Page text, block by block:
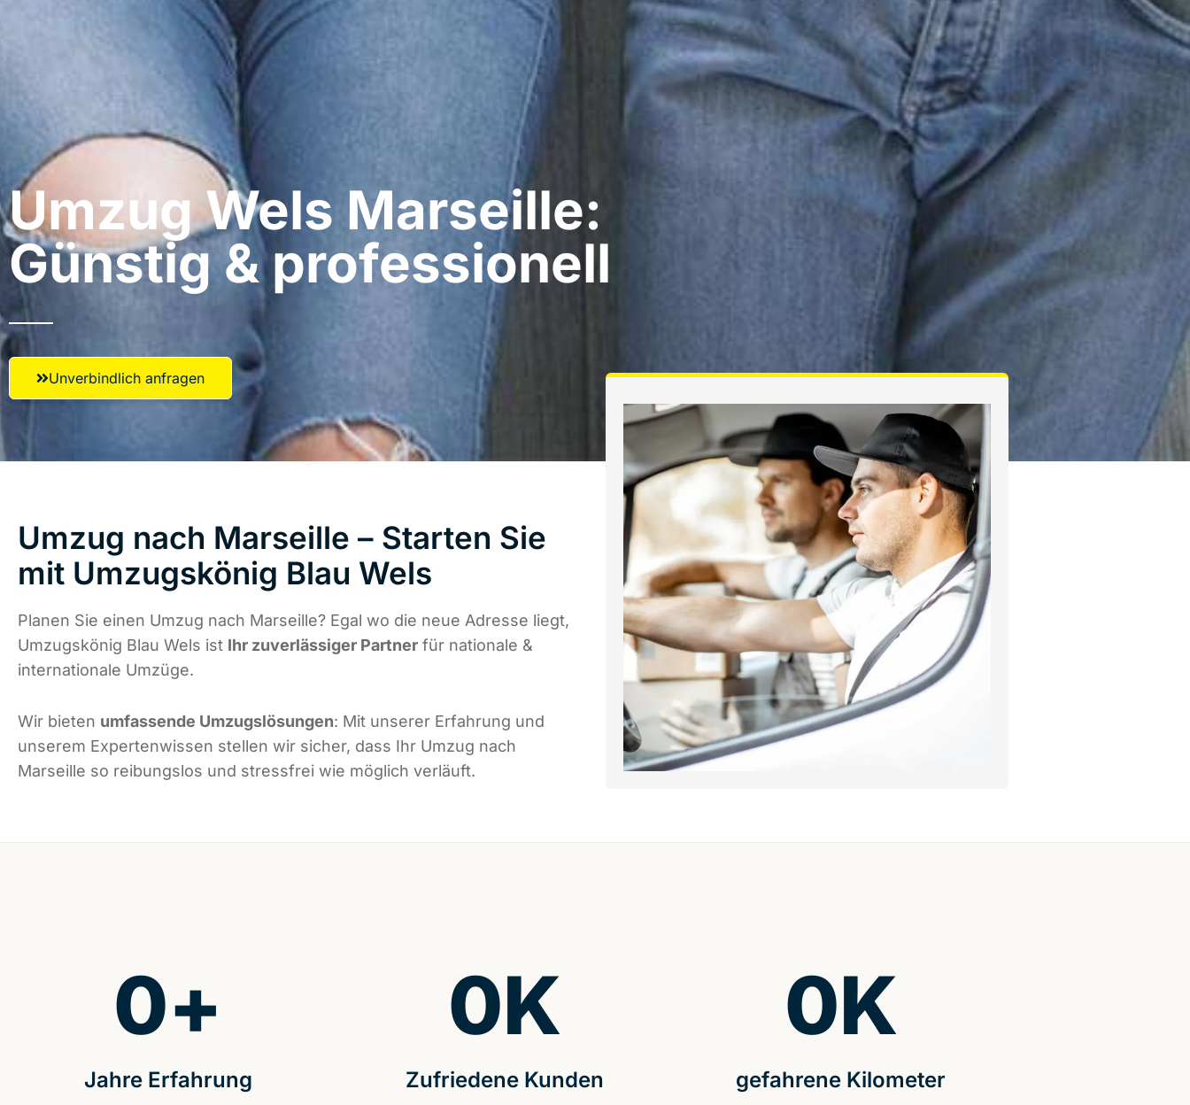
Umzug Wels​ Marseille:
Günstig & professionell​
Unverbindlich anfragen
Umzug nach Marseille – Starten Sie
mit Umzugskönig Blau Wels
Planen Sie einen Umzug nach Marseille? Egal wo die neue Adresse liegt,
Umzugskönig Blau Wels ist Ihr zuverlässiger Partner für nationale &
internationale Umzüge.
Wir bieten umfassende Umzugslösungen: Mit unserer Erfahrung und
unserem Expertenwissen stellen wir sicher, dass Ihr Umzug nach
Marseille so reibungslos und stressfrei wie möglich verläuft.
Jahre Erfahrung
0+
Zufriedene Kunden
0K
gefahrene Kilometer
0K